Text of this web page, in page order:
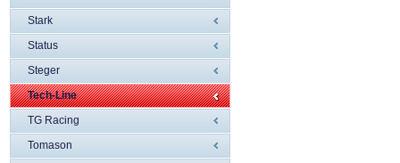
Stark
Status
Steger
Tech-Line
TG Racing
Tomason